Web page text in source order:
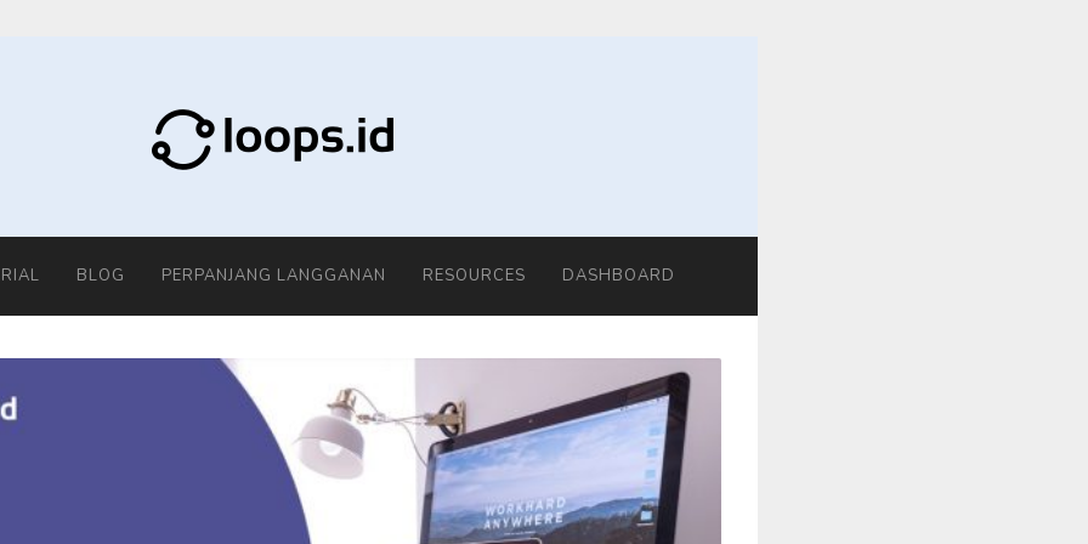
BLOG PERPANJANG LANGGANAN RESOURCES DASHBOARD